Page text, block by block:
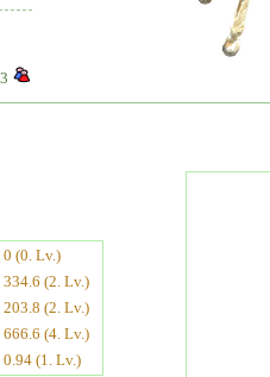
0 (0. Lv.)
334.6 (2. Lv.)
203.8 (2. Lv.)
666.6 (4. Lv.)
0.94 (1. Lv.)